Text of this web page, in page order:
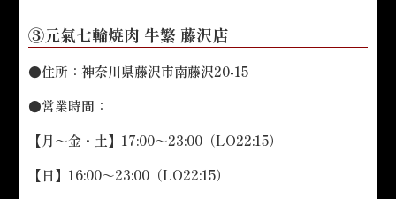
③元氣七輪焼肉 牛繁 藤沢店
●住所：神奈川県藤沢市南藤沢20-15
●営業時間：
【月～金・土】17:00～23:00（LO22:15）
【日】16:00～23:00（LO22:15）